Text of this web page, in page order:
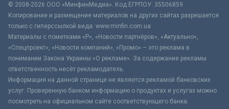
© 2008-2026 ООО «МинфинМедиа». Код ЕГРПОУ: 35506859
Копирование и размещение материалов на других сайтах разрешается
только с гиперссылкой вида: www.minfin.com.ua
Материалы с пометками «Р», «Новости партнёров», «Актуально»,
«Спецпроект», «Новости компаний», «Промо» – это реклама в
понимании Закона Украины «О рекламе». За содержание рекламы
ответственность несёт рекламодатель.
Информация на данной странице не является рекламой банковских
услуг. Проверенную банком информацию о продуктах и услугах можно
посмотреть на официальном сайте соответствующего банка.